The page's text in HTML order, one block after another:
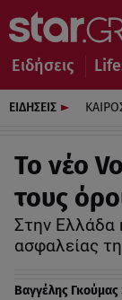
Ειδήσεις
ΕΙΔΗΣΕΙΣ
Το νέο
τους
Στην Ελλάδα
ασφαλείας
Βαγγέλης Γκούμας